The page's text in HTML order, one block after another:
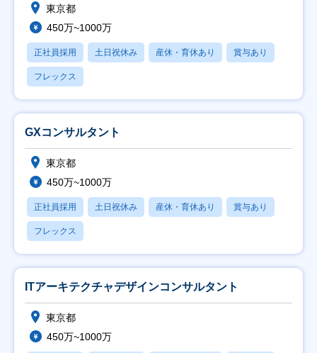
東京都
450万~1000万
正社員採用 土日祝休み 産休・育休あり 賞与あり
フレックス
GXコンサルタント
東京都
450万~1000万
正社員採用 土日祝休み 産休・育休あり 賞与あり
フレックス
ITアーキテクチャデザインコンサルタント
東京都
450万~1000万